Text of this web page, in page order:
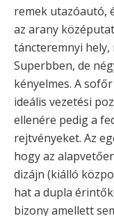
remek utazóautó,
az arany
táncteremnyi hely,
Superbben, de
kényelmes. A
ideális vezetési
ellenére pedig a
rejtvényeket. Az
hogy az
dizájn (kiálló
hat a dupla
bizony amellett